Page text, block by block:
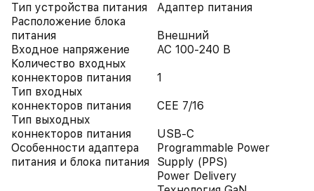
Тип устройства питания
Адаптер питания
Расположение блока
питания
Внешний
Входное напряжение
AC 100-240 В
Количество входных
коннекторов питания
1
Тип входных
коннекторов питания
CEE 7/16
Тип выходных
коннекторов питания
USB-C
Особенности адаптера
питания и блока питания
Programmable Power
Supply (PPS)
Power Delivery